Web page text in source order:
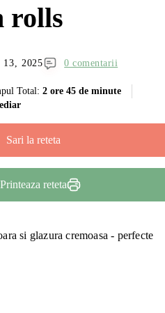
rolls
13, 2025 0 comentarii
Total: 2 ore 45 de minute
Sari la reteta
Printeaza reteta
si glazura cremoasa - perfecte